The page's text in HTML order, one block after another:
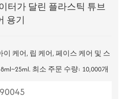
터가 달린 플라스틱 튜브
용기
케어, 립 케어, 페이스 케어 및 스
최소 주문 수량: 10,000개